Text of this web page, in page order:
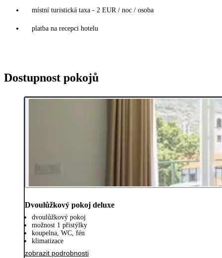
místní turistická taxa - 2 EUR / noc / osoba
platba na recepci hotelu
Dostupnost pokojů
Dvoulůžkový pokoj deluxe
dvoulůžkový pokoj
možnost 1 přistýlky
koupelna, WC, fén
klimatizace
zobrazit podrobnosti